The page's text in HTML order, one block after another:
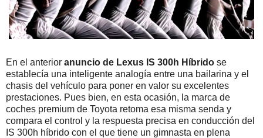
En el anterior anuncio de Lexus IS 300h Híbrido se
establecía una inteligente analogía entre una bailarina y el
chasis del vehículo para poner en valor su excelentes
prestaciones. Pues bien, en esta ocasión, la marca de
coches premium de Toyota retoma esa misma senda y
compara el control y la respuesta precisa en conducción del
IS 300h híbrido con el que tiene un gimnasta en plena